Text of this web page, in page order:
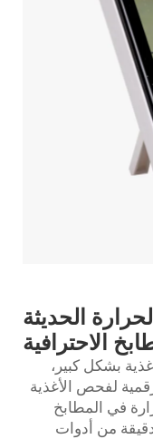
الحديثة
الاحترافية
بشكل كبير،
لفحص الأغذية
في المطابخ
من أدوات